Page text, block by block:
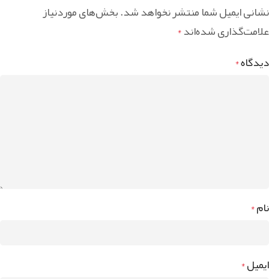
نشانی ایمیل شما منتشر نخواهد شد.بخش‌های موردنیاز
علامت‌گذاری شده‌اند*
دیدگاه*
نام*
ایمیل*